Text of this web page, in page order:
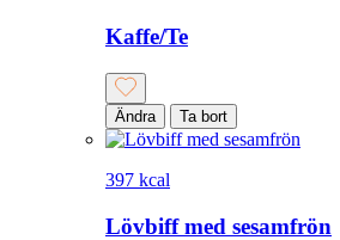
Kaffe/Te
Ändra Ta bort
397 kcal
Lövbiff med sesamfrön